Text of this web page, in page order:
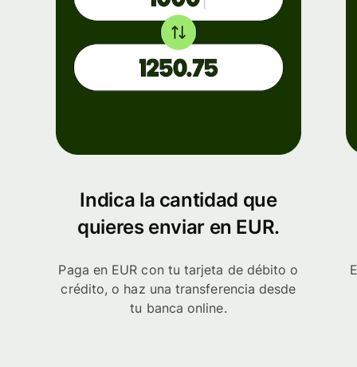
Indica la cantidad que
quieres enviar en EUR.
Paga en EUR con tu tarjeta de débito o
crédito, o haz una transferencia desde
tu banca online.